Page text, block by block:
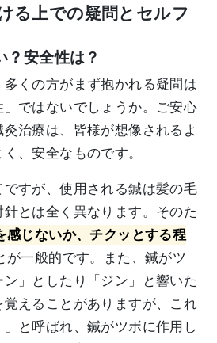
る上での疑問とセルフ
？安全性は？
くの方がまず抱かれる疑問は
」ではないでしょうか。ご安心
治療は、皆様が想像されるよ
、安全なものです。
ですが、使用される鍼は髪の毛
とは全く異なります。そのた
感じないか、チクッとする程
が一般的です。また、鍼がツ
」としたり「ジン」と響いた
覚えることがありますが、これ
と呼ばれ、鍼がツボに作用し